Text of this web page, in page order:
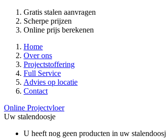
Gratis stalen aanvragen
Scherpe prijzen
Online prijs berekenen
Home
Over ons
Projectstoffering
Full Service
Advies op locatie
Contact
Online Projectvloer
Uw stalendoosje
U heeft nog geen producten in uw